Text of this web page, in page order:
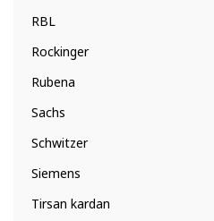
RBL
Rockinger
Rubena
Sachs
Schwitzer
Siemens
Tirsan kardan